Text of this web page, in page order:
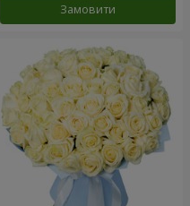
Замовити